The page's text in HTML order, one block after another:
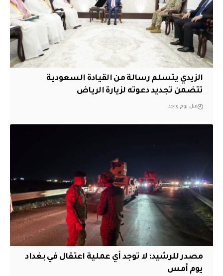
الزيدي يتسلم رسالة من القيادة السعودية
تتضمن تجديد دعوته لزيارة الرياض
قبل يوم واحد
مصدر للرشيد: لا توجد أي عملية اعتقال في بغداد
يوم أمس